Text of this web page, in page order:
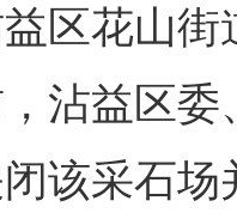
花山街
沾益区
该采石